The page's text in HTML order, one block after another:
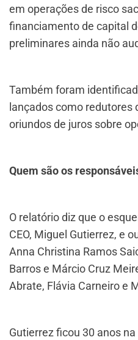
em operações de risco
financiamento de capital
preliminares ainda não
Também foram
lançados como
oriundos de juros sobre
Quem são os
O relatório diz que o
CEO, Miguel Gutierrez, e
Anna Christina Ramos
Barros e Márcio Cruz
Abrate, Flávia Carneiro e
Gutierrez ficou 30 anos